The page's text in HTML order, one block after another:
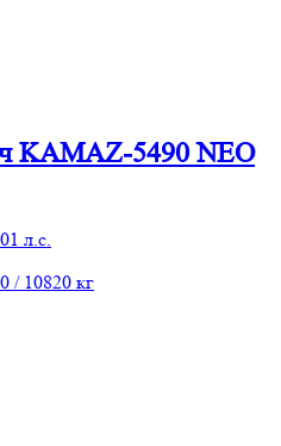
KAMAZ-5490 NEO
л.с.
/ 10820 кг